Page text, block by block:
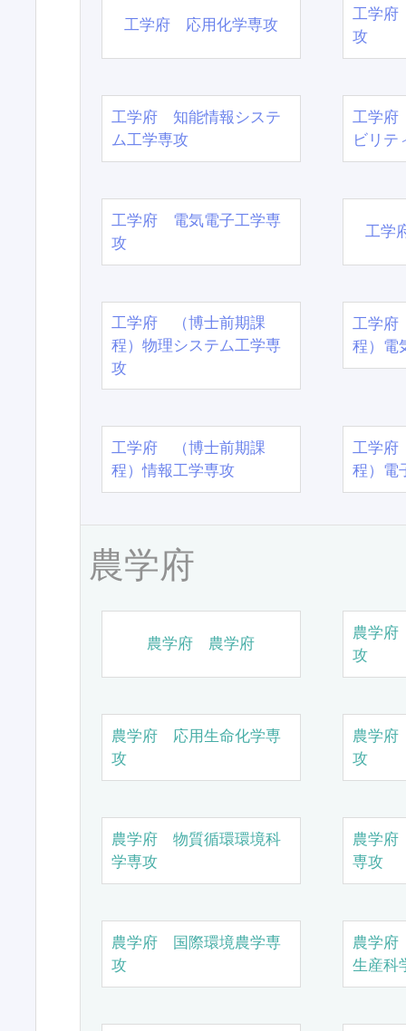
工学府 応用化学専攻
工学府
攻
工学府 知能情報システ
ム工学専攻
工学府
ビリテ
工学府 電気電子工学専
攻
工学
工学府 （博士前期課
程）物理システム工学専
攻
工学
程）電
工学府 （博士前期課
程）情報工学専攻
工学
程）電
農学府
農学府 農学府
農学
攻
農学府 応用生命化学専
攻
農学
攻
農学府 物質循環環境科
学専攻
農学
専攻
農学府 国際環境農学専
攻
農学
生産科